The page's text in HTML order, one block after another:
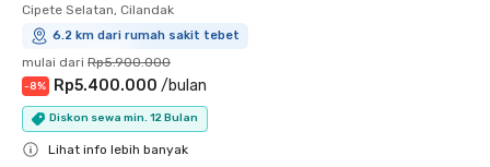
Cipete Selatan, Cilandak
6.2 km dari rumah sakit tebet
mulai dari Rp5.900.000
-8% Rp5.400.000 /bulan
Diskon sewa min. 12 Bulan
Lihat info lebih banyak